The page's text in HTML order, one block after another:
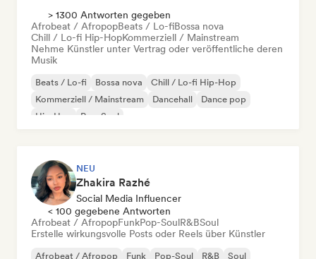
> 1300 Antworten gegeben
Afrobeat / AfropopBeats / Lo-fiBossa nova
Chill / Lo-fi Hip-HopKommerziell / Mainstream
Nehme Künstler unter Vertrag oder veröffentliche deren
Musik
Beats / Lo-fi Bossa nova
Chill / Lo-fi Hip-Hop
Kommerziell / Mainstream
Dancehall
Dance pop
Hip-Hop
Pop-Soul
NEU
Zhakira Razhé
Social Media Influencer
< 100 gegebene Antworten
Afrobeat / AfropopFunkPop-SoulR&BSoul
Erstelle wirkungsvolle Posts oder Reels über Künstler
Afrobeat / Afropop Funk Pop-Soul R&B Soul